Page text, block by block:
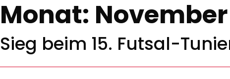
Monat: November
Sieg beim 15. Futsal-